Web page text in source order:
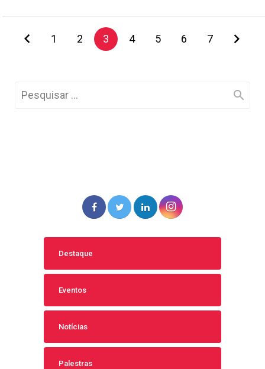
1 2 3 4 5 6 7
Destaque
Eventos
Notícias
Palestras